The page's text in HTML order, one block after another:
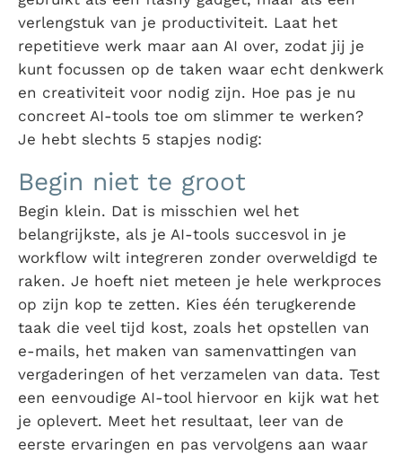
verlengstuk van je productiviteit. Laat het
repetitieve werk maar aan AI over, zodat jij je
kunt focussen op de taken waar echt denkwerk
en creativiteit voor nodig zijn. Hoe pas je nu
concreet AI-tools toe om slimmer te werken?
Je hebt slechts 5 stapjes nodig:
Begin niet te groot
Begin klein. Dat is misschien wel het
belangrijkste, als je AI-tools succesvol in je
workflow wilt integreren zonder overweldigd te
raken. Je hoeft niet meteen je hele werkproces
op zijn kop te zetten. Kies één terugkerende
taak die veel tijd kost, zoals het opstellen van
e-mails, het maken van samenvattingen van
vergaderingen of het verzamelen van data. Test
een eenvoudige AI-tool hiervoor en kijk wat het
je oplevert. Meet het resultaat, leer van de
eerste ervaringen en pas vervolgens aan waar